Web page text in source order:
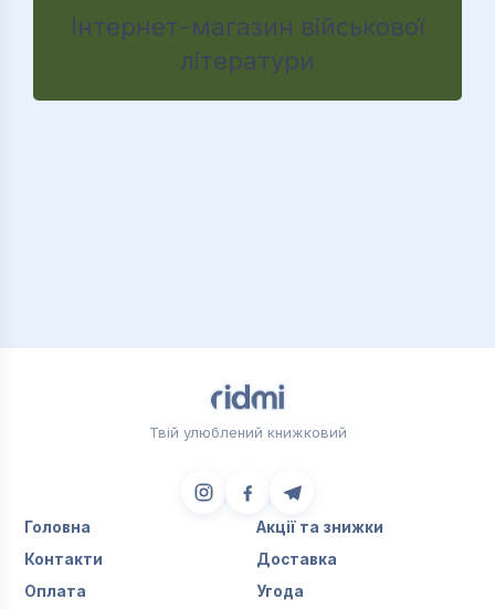
Інтернет-магазин військової
літератури
Твій улюблений книжковий
Головна
Акції та знижки
Контакти
Доставка
Оплата
Угода